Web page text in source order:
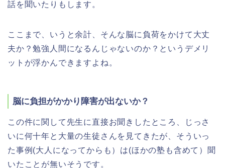
話を聞いたりもします。
ここまで、いうと余計、そんな脳に負荷をかけて大丈
夫か？勉強人間になるんじゃないのか？というデメリ
ットが浮かんできますよね。
脳に負担がかかり障害が出ないか？
この件に関して先生に直接お聞きしたところ、じっさ
いに何十年と大量の生徒さんを見てきたが、そういっ
た事例(大人になってからも）は(ほかの塾も含めて）聞
いたことが無いそうです。